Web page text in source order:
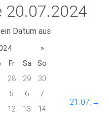
20.07.2024
Datum aus
»
Fr Sa
So
28 29
30
5 6
7
12 13
14
21.07.→